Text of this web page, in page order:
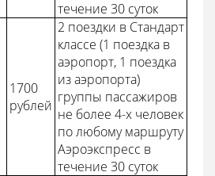
течение 30 суток
1700
рублей
2 поездки в Стандарт
классе (1 поездка в
аэропорт, 1 поездка
из аэропорта)
группы пассажиров
не более 4-х человек
по любому маршруту
Аэроэкспресс в
течение 30 суток